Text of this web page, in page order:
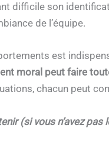
difficile son
de l’équipe.
est
moral peut faire
chacun peut
(si vous n’avez pas